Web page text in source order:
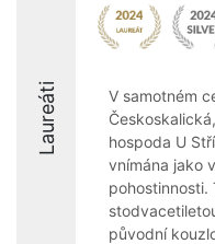
Laureáti
V samotném
hospoda U
vnímána jako
pohostinnosti.
původní